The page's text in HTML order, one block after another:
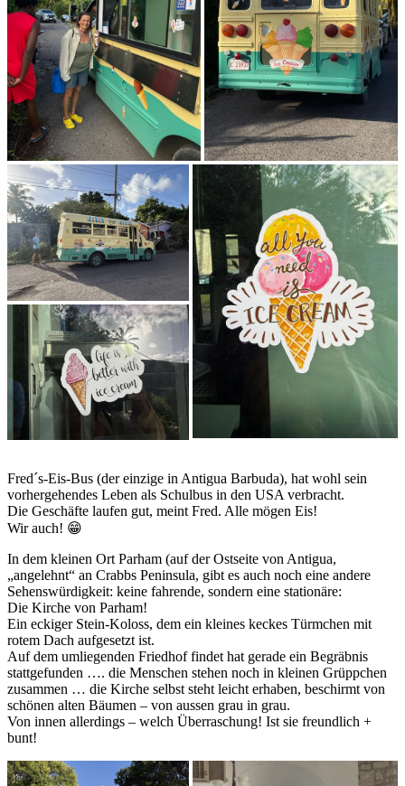
Fred´s-Eis-Bus (der einzige in Antigua Barbuda), hat wohl sein
vorhergehendes Leben als Schulbus in den USA verbracht.
Die Geschäfte laufen gut, meint Fred. Alle mögen Eis!
Wir auch! 😁
In dem kleinen Ort Parham (auf der Ostseite von Antigua,
„angelehnt“ an Crabbs Peninsula, gibt es auch noch eine andere
Sehenswürdigkeit: keine fahrende, sondern eine stationäre:
Die Kirche von Parham!
Ein eckiger Stein-Koloss, dem ein kleines keckes Türmchen mit
rotem Dach aufgesetzt ist.
Auf dem umliegenden Friedhof findet hat gerade ein Begräbnis
stattgefunden …. die Menschen stehen noch in kleinen Grüppchen
zusammen … die Kirche selbst steht leicht erhaben, beschirmt von
schönen alten Bäumen – von aussen grau in grau.
Von innen allerdings – welch Überraschung! Ist sie freundlich +
bunt!